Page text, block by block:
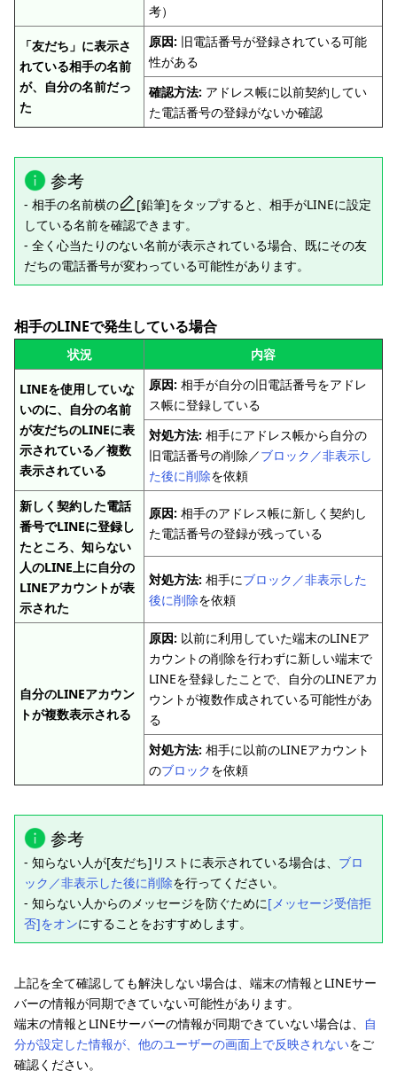
考）
「友だち」に表示さ
れている相手の名前
が、自分の名前だっ
た
原因: 旧電話番号が登録されている可能
性がある
確認方法: アドレス帳に以前契約してい
た電話番号の登録がないか確認
参考
- 相手の名前横の
[鉛筆]をタップすると、相手がLINEに設定
している名前を確認できます。
- 全く心当たりのない名前が表示されている場合、既にその友
だちの電話番号が変わっている可能性があります。
相手のLINEで発生している場合
状況 内容
LINEを使用していな
いのに、自分の名前
が友だちのLINEに表
示されている／複数
表示されている
原因: 相手が自分の旧電話番号をアドレ
ス帳に登録している
対処方法: 相手にアドレス帳から自分の
旧電話番号の削除／ブロック／非表示し
た後に削除を依頼
新しく契約した電話
番号でLINEに登録し
たところ、知らない
人のLINE上に自分の
LINEアカウントが表
示された
原因: 相手のアドレス帳に新しく契約し
た電話番号の登録が残っている
対処方法: 相手にブロック／非表示した
後に削除を依頼
自分のLINEアカウン
トが複数表示される
原因: 以前に利用していた端末のLINEア
カウントの削除を行わずに新しい端末で
LINEを登録したことで、自分のLINEアカ
ウントが複数作成されている可能性があ
る
対処方法: 相手に以前のLINEアカウント
のブロックを依頼
参考
- 知らない人が[友だち]リストに表示されている場合は、 ブロ
ック／非表示した後に削除を行ってください。
- 知らない人からのメッセージを防ぐために[メッセージ受信拒
否]をオンにすることをおすすめします。
上記を全て確認しても解決しない場合は、端末の情報とLINEサー
バーの情報が同期できていない可能性があります。
端末の情報とLINEサーバーの情報が同期できていない場合は、
自
分が設定した情報が、他のユーザーの画面上で反映されないをご
確認ください。